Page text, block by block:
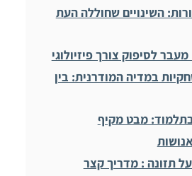
השינויים שחוללה העת
לסיפוק צורך פיזיולוגי
במדיה המודרנית: בין
מבט מקיף
על תזונה : מדריך קצר